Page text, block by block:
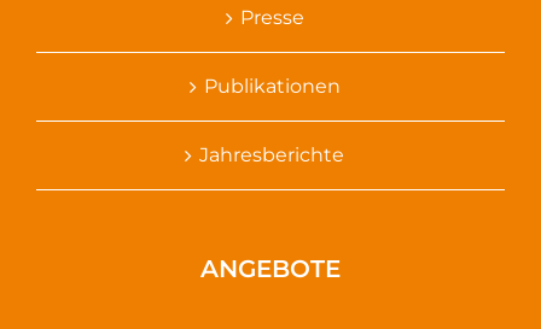
Presse
Publikationen
Jahresberichte
ANGEBOTE